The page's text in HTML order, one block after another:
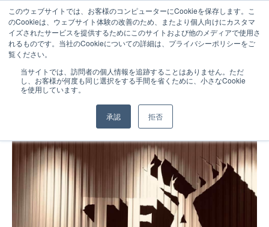
このウェブサイトでは、お客様のコンピューターにCookieを保存します。こ
のCookieは、ウェブサイト体験の改善のため、またより個人向けにカスタマ
イズされたサービスを提供するためにこのサイトおよび他のメディアで使用さ
れるものです。当社のCookieについての詳細は、プライバシーポリシーをご
覧ください。
当サイトでは、訪問者の個人情報を追跡することはありません。ただ
し、お客様が何度も同じ選択をする手間を省くために、小さなCookie
を使用しています。
承認 拒否
ALFRED TEA ROOM関西初上陸！